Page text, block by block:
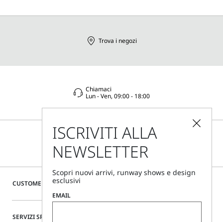
CUSTOMER CARE
SERVIZI SPECIALI
Trova i negozi
Chiamaci
Lun - Ven, 09:00 - 18:00
ISCRIVITI ALLA
NEWSLETTER
Scopri nuovi arrivi, runway shows e design
esclusivi
EMAIL